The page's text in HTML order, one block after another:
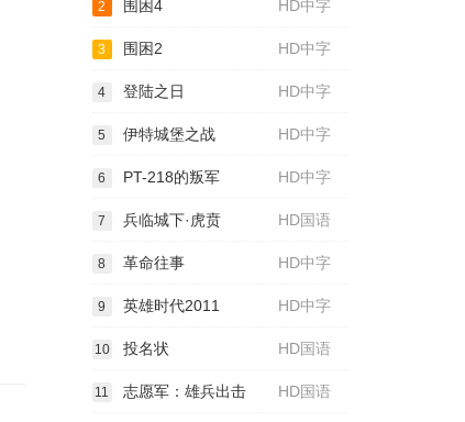
HD中字
2 围困4
HD中字
3 围困2
HD中字
4 登陆之日
HD中字
5 伊特城堡之战
HD中字
6 PT-218的叛军
HD国语
7 兵临城下·虎贲
HD中字
8 革命往事
HD中字
9 英雄时代2011
HD国语
10 投名状
HD国语
11 志愿军：雄兵出击